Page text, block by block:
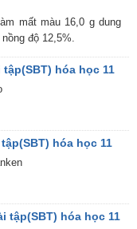
mất màu 16,0 g dung
độ 12,5%.
hóa học 11
hóa học 11
tập(SBT) hóa học 11